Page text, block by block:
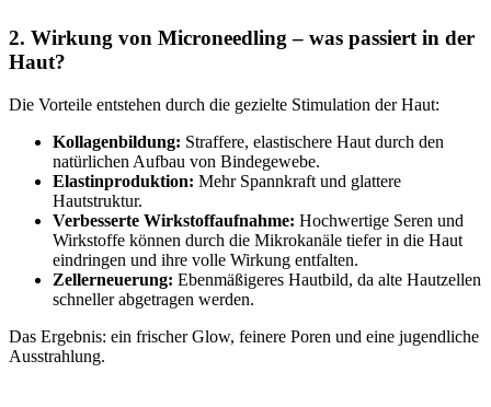
2. Wirkung von Microneedling – was passiert in der
Haut?
Die Vorteile entstehen durch die gezielte Stimulation der Haut:
Kollagenbildung: Straffere, elastischere Haut durch den
natürlichen Aufbau von Bindegewebe.
Elastinproduktion: Mehr Spannkraft und glattere
Hautstruktur.
Verbesserte Wirkstoffaufnahme: Hochwertige Seren und
Wirkstoffe können durch die Mikrokanäle tiefer in die Haut
eindringen und ihre volle Wirkung entfalten.
Zellerneuerung: Ebenmäßigeres Hautbild, da alte Hautzellen
schneller abgetragen werden.
Das Ergebnis: ein frischer Glow, feinere Poren und eine jugendliche
Ausstrahlung.